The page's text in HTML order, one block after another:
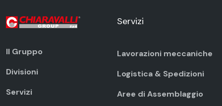
Il Gruppo
Divisioni
Servizi
Servizi
Lavorazioni meccaniche
Logistica & Spedizioni
Aree di Assemblaggio